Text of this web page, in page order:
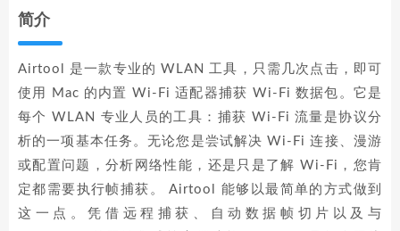
简介
Airtool 是一款专业的 WLAN 工具，只需几次点击，即可
使用 Mac 的内置 Wi-Fi 适配器捕获 Wi-Fi 数据包。它是
每个 WLAN 专业人员的工具：捕获 Wi-Fi 流量是协议分
析的一项基本任务。无论您是尝试解决 Wi-Fi 连接、漫游
或配置问题，分析网络性能，还是只是了解 Wi-Fi，您肯
定都需要执行帧捕获。 Airtool 能够以最简单的方式做到
这一点。凭借远程捕获、自动数据帧切片以及与